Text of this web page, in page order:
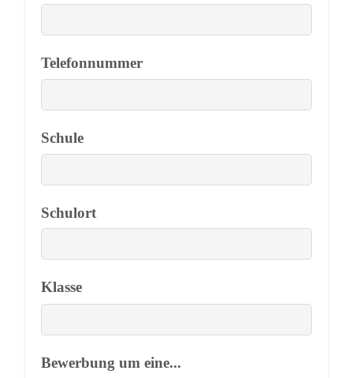
Telefonnummer
Schule
Schulort
Klasse
Bewerbung um eine...